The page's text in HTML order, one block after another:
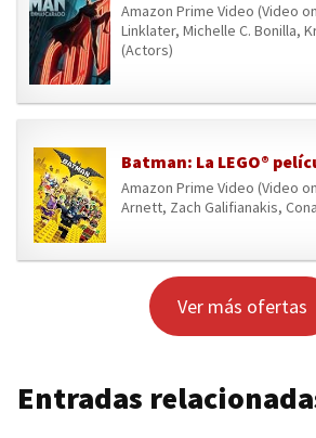
Amazon Prime Video (Video
Linklater, Michelle C. Bonilla,
(Actors)
Batman: La LEGO®
Amazon Prime Video (Video
Arnett, Zach Galifianakis,
Ver más ofertas
Entradas